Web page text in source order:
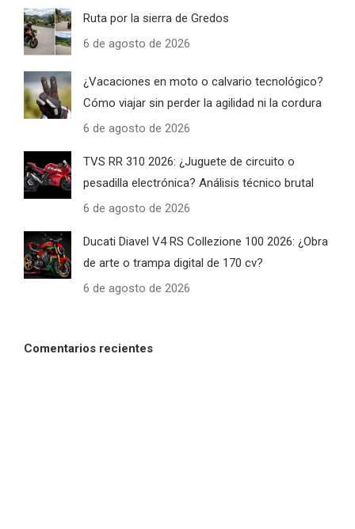
Ruta por la sierra de Gredos
6 de agosto de 2026
¿Vacaciones en moto o calvario tecnológico?
Cómo viajar sin perder la agilidad ni la cordura
6 de agosto de 2026
TVS RR 310 2026: ¿Juguete de circuito o
pesadilla electrónica? Análisis técnico brutal
6 de agosto de 2026
Ducati Diavel V4 RS Collezione 100 2026: ¿Obra
de arte o trampa digital de 170 cv?
6 de agosto de 2026
Comentarios recientes